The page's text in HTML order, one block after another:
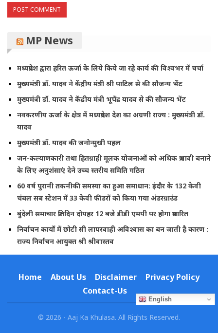
MP News
मध्यप्रदेश द्वारा हरित ऊर्जा के लिये किये जा रहे कार्य की विश्वभर में चर्चा
मुख्यमंत्री डॉ. यादव ने केंद्रीय मंत्री श्री पाटिल से की सौजन्य भेंट
मुख्यमंत्री डॉ. यादव ने केंद्रीय मंत्री भूपेंद्र यादव से की सौजन्य भेंट
नवकरणीय ऊर्जा के क्षेत्र में मध्यप्रदेश देश का अग्रणी राज्य : मुख्यमंत्री डॉ.
यादव
मुख्यमंत्री डॉ. यादव की जनोन्मुखी पहल
जन-कल्याणकारी तथा हितग्राही मूलक योजनाओं को अधिक प्रभावी बनाने
के लिए अनुशंसाएं देने उच्च स्तरीय समिति गठित
60 वर्ष पुरानी तकनीकी समस्या का हुआ समाधान: इंदौर के 132 केवी
चंबल सब स्टेशन में 33 केवी फीडरों को किया गया अंडरग्राउंड
बुंदेली समाचार प्रतिदिन दोपहर 12 बजे डीडी एमपी पर होगा प्रसारित
निर्वाचन कार्यों में छोटी सी लापरवाही अविश्वास का बन जाती है कारण :
राज्य निर्वाचन आयुक्त श्री श्रीवास्तव
Home About Us Disclaimer
Privacy Policy
Contact-Us
English
© 2026 - Aaj Ka Khulasa. All Rights Reserved.